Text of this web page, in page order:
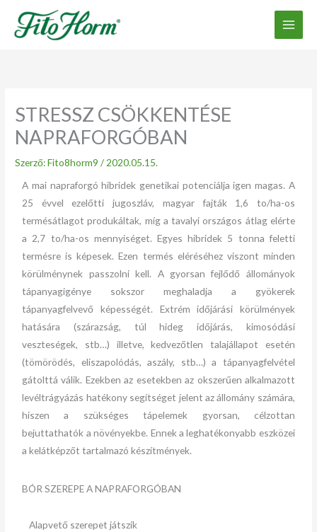
tartalomhoz
STRESSZ CSÖKKENTÉSE
NAPRAFORGÓBAN
Szerző:Fito8horm9/ 2020.05.15.
A mai napraforgó hibridek genetikai potenciálja igen magas. A
25 évvel ezelőtti jugoszláv, magyar fajták 1,6 to/ha-os
termésátlagot produkáltak, míg a tavalyi országos átlag elérte
a 2,7 to/ha-os mennyiséget. Egyes hibridek 5 tonna feletti
termésre is képesek. Ezen termés eléréséhez viszont minden
körülménynek passzolni kell. A gyorsan fejlődő állományok
tápanyagigénye sokszor meghaladja a gyökerek
tápanyagfelvevő képességét. Extrém időjárási körülmények
hatására (szárazság, túl hideg időjárás, kimosódási
veszteségek, stb…) illetve, kedvezőtlen talajállapot esetén
(tömörödés, eliszapolódás, aszály, stb…) a tápanyagfelvétel
gátolttá válik. Ezekben az esetekben az okszerűen alkalmazott
levéltrágyázás hatékony segítséget jelent az állomány számára,
hiszen a szükséges tápelemek gyorsan, célzottan
bejuttathatók a növényekbe. Ennek a leghatékonyabb eszközei
a kelátképzőt tartalmazó készítmények.
BÓR SZEREPE A NAPRAFORGÓBAN
Alapvető szerepet játszik